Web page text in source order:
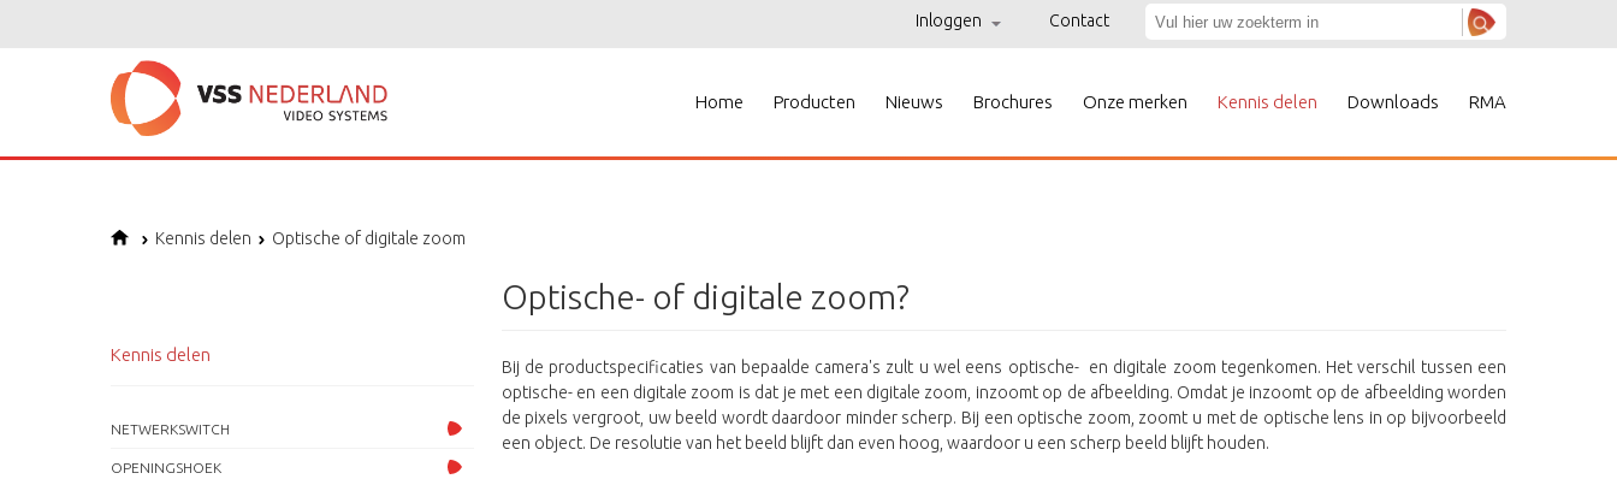
Inloggen Contact
Home Producten Nieuws Brochures Onze merken Kennis delen Downloads RMA
Kennis delen Optische of digitale zoom
Kennis delen
NETWERKSWITCH
OPENINGSHOEK
Optische- of digitale zoom?
Bij de productspecificaties van bepaalde camera's zult u wel eens optische- en digitale zoom tegenkomen. Het verschil tussen een
optische- en een digitale zoom is dat je met een digitale zoom, inzoomt op de afbeelding. Omdat je inzoomt op de afbeelding worden
de pixels vergroot, uw beeld wordt daardoor minder scherp. Bij een optische zoom, zoomt u met de optische lens in op bijvoorbeeld
een object. De resolutie van het beeld blijft dan even hoog, waardoor u een scherp beeld blijft houden.